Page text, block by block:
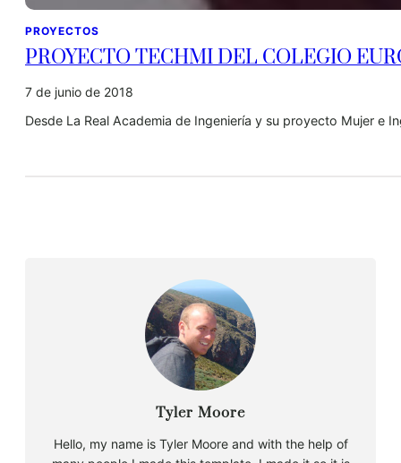
PROYECTOS
PROYECTO TECHMI DEL COLEGIO
7 de junio de 2018
Desde La Real Academia de Ingeniería y su proyecto Mujer e
Tyler Moore
Hello, my name is Tyler Moore and with the help of